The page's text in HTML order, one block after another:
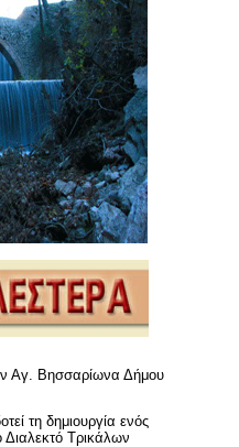
Αγ. Βησσαρίωνα Δήμου
τη δημιουργία ενός
Τρικάλων